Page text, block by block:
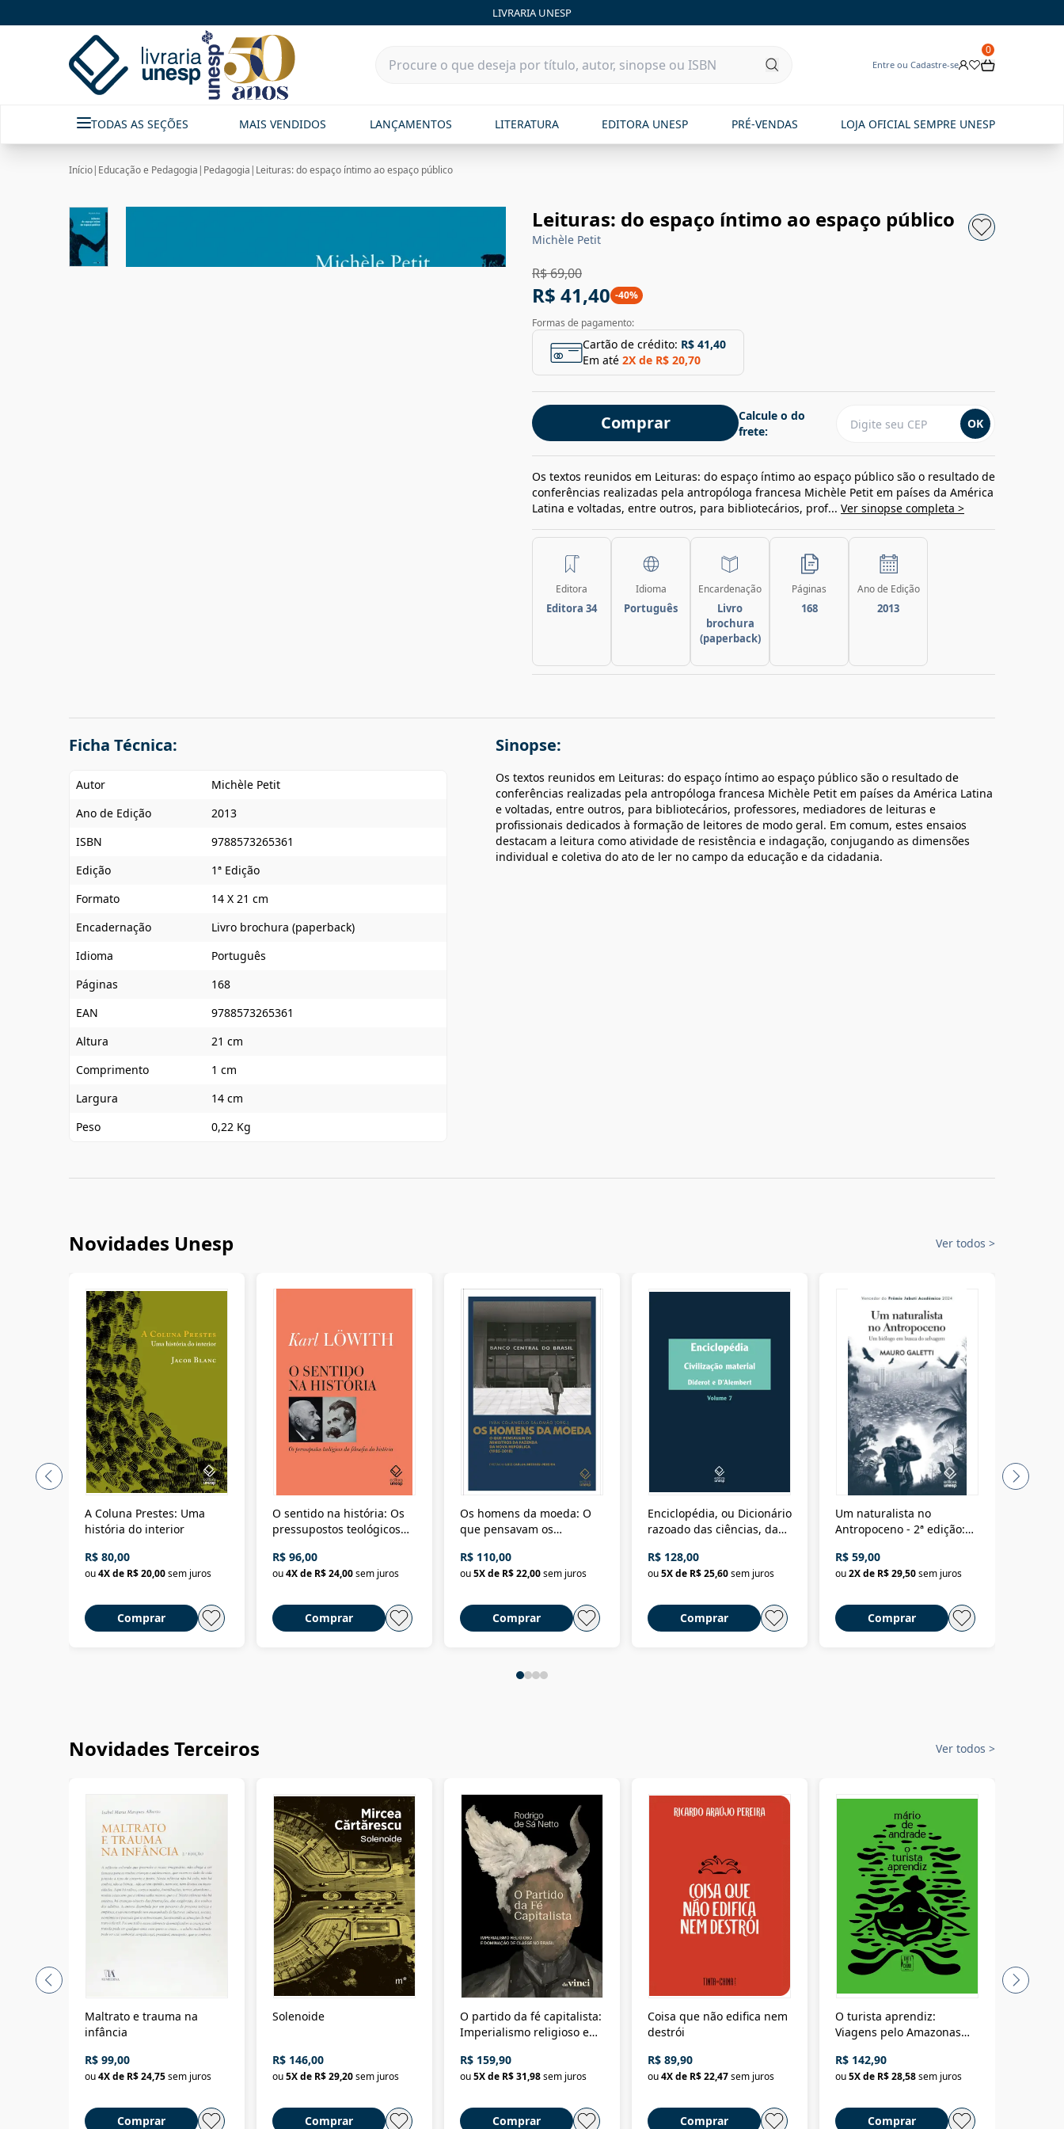
LIVRARIA UNESP
Entre ou Cadastre-se
0
TODAS AS SEÇÕES MAIS VENDIDOS LANÇAMENTOS LITERATURA EDITORA UNESP PRÉ-VENDAS LOJA OFICIAL SEMPRE UNESP
Início| Educação e Pedagogia | Pedagogia | Leituras: do espaço íntimo ao espaço público
Leituras: do espaço íntimo ao espaço público
Michèle Petit
R$ 69,00
R$ 41,40 -40%
Formas de pagamento:
Cartão de crédito: R$ 41,40
Em até 2X de R$ 20,70
Comprar
Calcule o do
frete:
OK
Os textos reunidos em Leituras: do espaço íntimo ao espaço público são o resultado de
conferências realizadas pela antropóloga francesa Michèle Petit em países da América
Latina e voltadas, entre outros, para bibliotecários, prof... Ver sinopse completa >
Editora
Editora 34
Idioma
Português
Encardenação
Livro
brochura
(paperback)
Páginas
168
Ano de Edição
2013
Ficha Técnica:
Autor
Michèle Petit
Ano de Edição
2013
ISBN
9788573265361
Edição
1ª Edição
Formato
14 X 21 cm
Encadernação
Livro brochura (paperback)
Idioma
Português
Páginas
168
EAN
9788573265361
Altura
21 cm
Comprimento
1 cm
Largura
14 cm
Peso
0,22 Kg
Sinopse:
Os textos reunidos em Leituras: do espaço íntimo ao espaço público são o resultado de
conferências realizadas pela antropóloga francesa Michèle Petit em países da América Latina
e voltadas, entre outros, para bibliotecários, professores, mediadores de leituras e
profissionais dedicados à formação de leitores de modo geral. Em comum, estes ensaios
destacam a leitura como atividade de resistência e indagação, conjugando as dimensões
individual e coletiva do ato de ler no campo da educação e da cidadania.
Novidades Unesp Ver todos >
A Coluna Prestes: Uma
história do interior
R$ 80,00
ou4X de R$ 20,00sem juros
Comprar
O sentido na história: Os
pressupostos teológicos
R$ 96,00
ou4X de R$ 24,00sem juros
Comprar
Os homens da moeda: O
que pensavam os
Nova República (1985-
2018)
R$ 110,00
ou5X de R$ 22,00sem juros
Comprar
Enciclopédia, ou Dicionário
razoado das ciências, das
Civilização material
R$ 128,00
ou5X de R$ 25,60sem juros
Comprar
Um naturalista no
Antropoceno - 2ª edição:
selvagem
R$ 59,00
ou2X de R$ 29,50sem juros
Comprar
Novidades Terceiros Ver todos >
Maltrato e trauma na
infância
R$ 99,00
ou4X de R$ 24,75sem juros
Comprar
Solenoide
R$ 146,00
ou5X de R$ 29,20sem juros
Comprar
O partido da fé capitalista:
Imperialismo religioso e
Brasil
R$ 159,90
ou5X de R$ 31,98sem juros
Comprar
Coisa que não edifica nem
destrói
R$ 89,90
ou4X de R$ 22,47sem juros
Comprar
O turista aprendiz:
Viagens pelo Amazonas
até a Bolívia e por Marajó
até dizer chega
R$ 142,90
ou5X de R$ 28,58sem juros
Comprar